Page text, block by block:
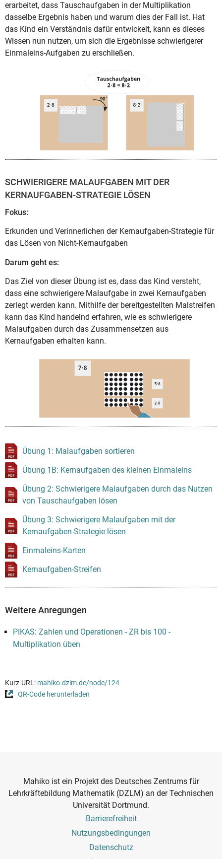
erarbeitet, dass Tauschaufgaben in der Multiplikation
dasselbe Ergebnis haben und warum dies der Fall ist. Hat
das Kind ein Verständnis dafür entwickelt, kann es dieses
Wissen nun nutzen, um sich die Ergebnisse schwierigerer
Einmaleins-Aufgaben zu erschließen.
SCHWIERIGERE MALAUFGABEN MIT DER
KERNAUFGABEN-STRATEGIE LÖSEN
Fokus:
Erkunden und Verinnerlichen der Kernaufgaben-Strategie für
das Lösen von Nicht-Kernaufgaben
Darum geht es:
Das Ziel von dieser Übung ist es, dass das Kind versteht,
dass eine schwierigere Malaufgabe in zwei Kernaufgaben
zerlegt werden kann. Mithilfe der bereitgestellten Malstreifen
kann das Kind handelnd erfahren, wie es schwierigere
Malaufgaben durch das Zusammensetzen aus
Kernaufgaben erhalten kann.
Übung 1: Malaufgaben sortieren
Übung 1B: Kernaufgaben des kleinen Einmaleins
Übung 2: Schwierigere Malaufgaben durch das Nutzen
von Tauschaufgaben lösen
Übung 3: Schwierigere Malaufgaben mit der
Kernaufgaben-Strategie lösen
Einmaleins-Karten
Kernaufgaben-Streifen
Weitere Anregungen
PIKAS: Zahlen und Operationen - ZR bis 100 -
Multiplikation üben
Kurz-URL: mahiko.dzlm.de/node/124
QR-Code herunterladen
Mahiko ist ein Projekt des Deutsches Zentrums für
Lehrkräftebildung Mathematik (DZLM) an der Technischen
Universität Dortmund.
Barrierefreiheit
Nutzungsbedingungen
Datenschutz